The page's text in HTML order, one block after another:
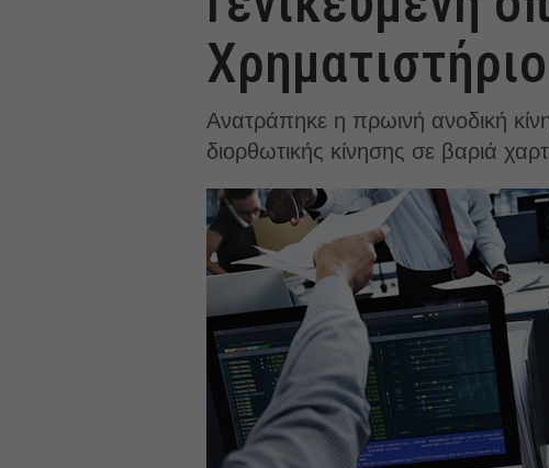
Χρηματιστήριο
Ανατράπηκε η πρωινή ανοδική
διορθωτικής κίνησης σε βαριά